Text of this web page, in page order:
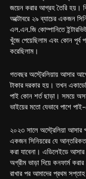
জয়েন করার আগ্রহ তৈরি হয়।
অক্টোবরে ২৯ ব্যাচের একজন
এল.এন.জি কোম্পানিতে
খুঁজে পেয়েছিলাম এবং কোন
করেছিলাম।
গতবছর অস্ট্রেলিয়ায় আসার
টাকার দরকার হয়। তখন
পাই কোন শর্ত ছাড়া। সময়ে
ভাইয়ের মতো যেভাবে পাশে
২০২৩ সালে অস্ট্রেলিয়া
একজন সিনিয়রের যে
করা যাবেনা। এডিলেইডে
অগ্রীম ভাড়া দিয়ে কনফার্ম
রাখার পর আমাদের প্রথম সপ্তাহ